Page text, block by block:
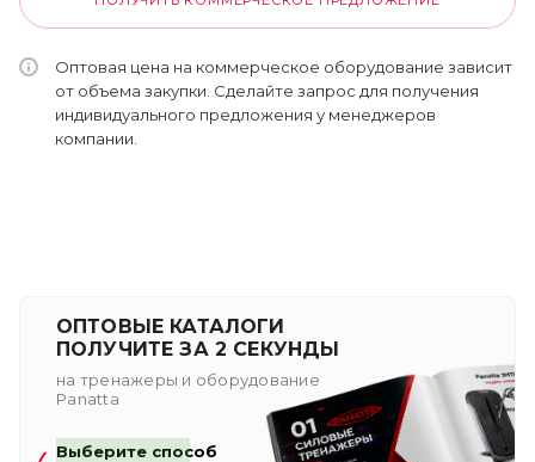
Оптовая цена на коммерческое оборудование зависит
от объема закупки. Сделайте запрос для получения
индивидуального предложения у менеджеров
компании.
ОПТОВЫЕ КАТАЛОГИ
ПОЛУЧИТЕ ЗА 2 СЕКУНДЫ
на тренажеры и оборудование
Panatta
Выберите способ